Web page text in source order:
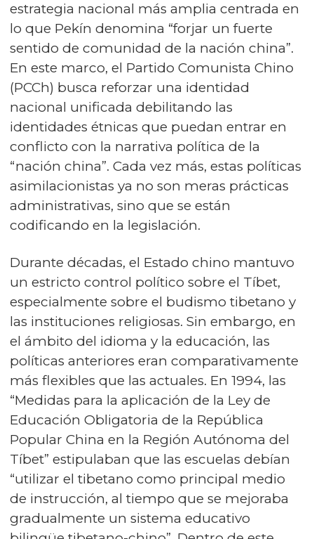
estrategia nacional más amplia centrada en
lo que Pekín denomina “forjar un fuerte
sentido de comunidad de la nación china”.
En este marco, el Partido Comunista Chino
(PCCh) busca reforzar una identidad
nacional unificada debilitando las
identidades étnicas que puedan entrar en
conflicto con la narrativa política de la
“nación china”. Cada vez más, estas políticas
asimilacionistas ya no son meras prácticas
administrativas, sino que se están
codificando en la legislación.
Durante décadas, el Estado chino mantuvo
un estricto control político sobre el Tíbet,
especialmente sobre el budismo tibetano y
las instituciones religiosas. Sin embargo, en
el ámbito del idioma y la educación, las
políticas anteriores eran comparativamente
más flexibles que las actuales. En 1994, las
“Medidas para la aplicación de la Ley de
Educación Obligatoria de la República
Popular China en la Región Autónoma del
Tíbet” estipulaban que las escuelas debían
“utilizar el tibetano como principal medio
de instrucción, al tiempo que se mejoraba
gradualmente un sistema educativo